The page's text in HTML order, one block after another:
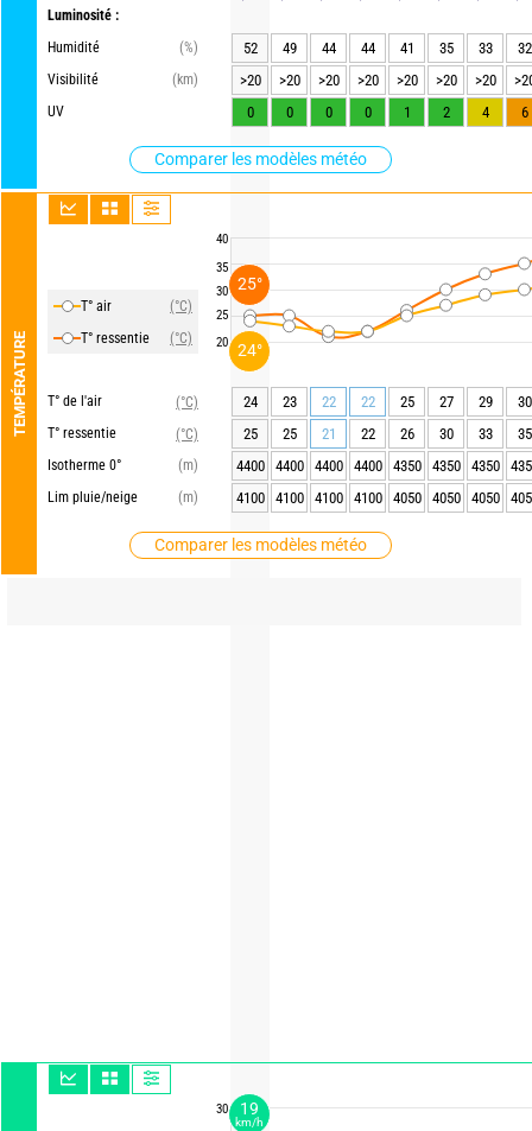
Luminosité :
Humidité
(%)
Visibilité
(km)
UV
Comparer les modèles météo
TEMPÉRATURE
T° air
(°C)
T° ressentie
(°C)
T° de l'air
(°C)
T° ressentie
(°C)
Isotherme 0°
(m)
Lim pluie/neige
(m)
Comparer les modèles météo
40
35
30
25
20
30
52 49 44 44 41 35 33
32
>20
>20 >20 >20 >20 >20 >20
0
0 0 0 1 2 4 6
24 23 22 22 25 27 29
30
25
25 21 22 26 30 33
35
4400
4400 4400 4400 4350 4350 4350
4100
4100 4100 4100 4050 4050 4050
19
km/h
24°
25°